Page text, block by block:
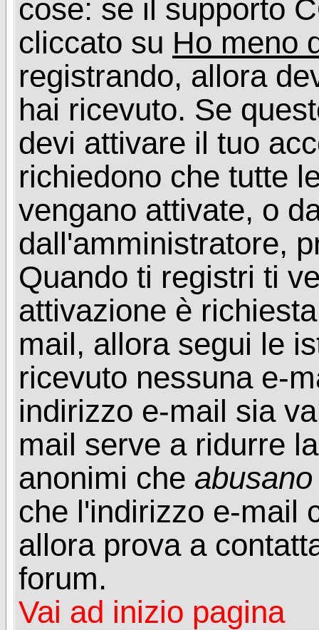
cose: se il supporto
cliccato su Ho meno
registrando, allora
hai ricevuto. Se
devi attivare il tuo
richiedono che tutte
vengano attivate, o
dall'amministratore,
Quando ti registri ti
attivazione è
mail, allora segui le
ricevuto nessuna e-
indirizzo e-mail sia
mail serve a ridurre
anonimi che abusano
che l'indirizzo e-mail
allora prova a
forum.
Vai ad inizio pagina